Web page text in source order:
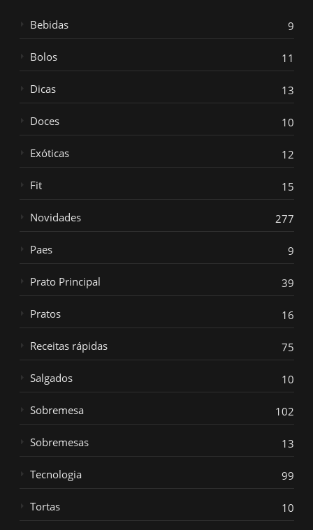
Bebidas 9
Bolos 11
Dicas 13
Doces 10
Exóticas 12
Fit 15
Novidades 277
Paes 9
Prato Principal 39
Pratos 16
Receitas rápidas 75
Salgados 10
Sobremesa 102
Sobremesas 13
Tecnologia 99
Tortas 10